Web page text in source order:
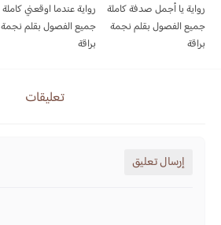
رواية يا أجمل صدفة كاملة
جميع الفصول بقلم نجمة
براقة
رواية عندما اوقعني كاملة
جميع الفصول بقلم نجمة
براقة
تعليقات
إرسال تعليق